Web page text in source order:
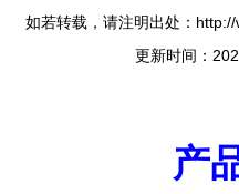
如若转载，请注明出处：
更新时间：
产